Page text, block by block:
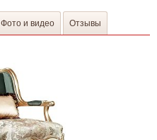
Фото и видео Отзывы